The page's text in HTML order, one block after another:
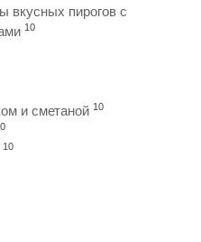
вкусных пирогов с
10
и сметаной 10
10